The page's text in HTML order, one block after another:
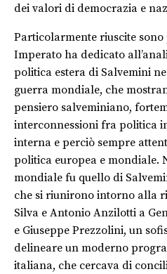
dei valori di democrazia e
Particolarmente riuscite
Imperato ha dedicato
politica estera di Salvemini
guerra mondiale, che
pensiero salveminiano,
interconnessioni fra politica
interna e perciò sempre
politica europea e mondiale.
mondiale fu quello di
che si riunirono intorno alla
Silva e Antonio Anzilotti a
e Giuseppe Prezzolini, un
delineare un moderno
italiana, che cercava di conci